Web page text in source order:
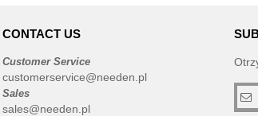
CONTACT US
Customer Service
customerservice@needen.pl
Sales
sales@needen.pl